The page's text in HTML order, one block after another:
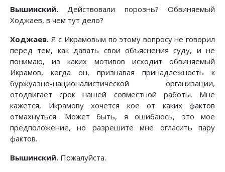
Вышинский. Действовали порознь? Обвиняемый
Ходжаев, в чем тут дело?
Ходжаев. Я с Икрамовым по этому вопросу не говорил
перед тем, как давать свои объяснения суду, и не
понимаю, из каких мотивов исходит обвиняемый
Икрамов, когда он, признавая принадлежность к
буржуазно-националистической организации,
отодвигает срок нашей совместной работы. Мне
кажется, Икрамову хочется кое от каких фактов
отмахнуться. Может быть, я ошибаюсь, это мое
предположение, но разрешите мне огласить пару
фактов.
Вышинский. Пожалуйста.